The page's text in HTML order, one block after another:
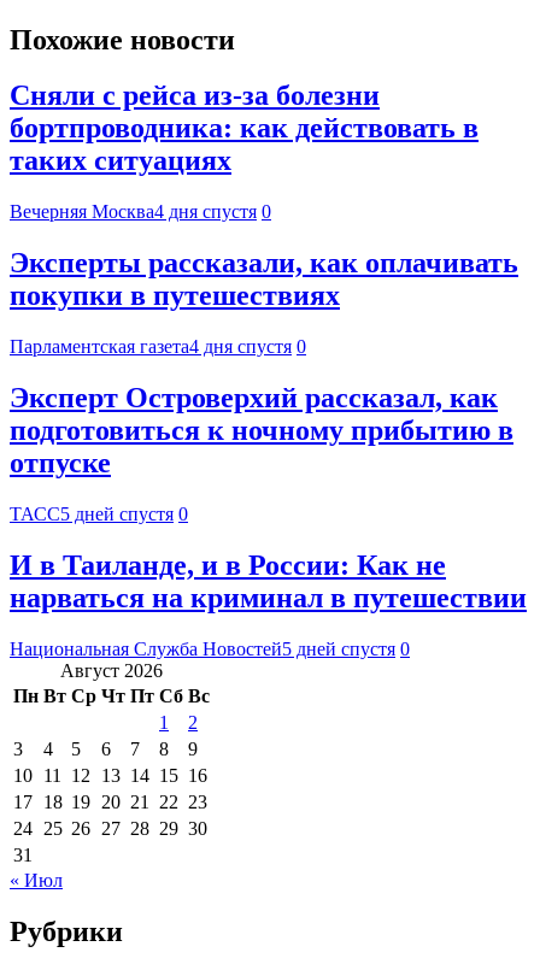
Похожие новости
Сняли с рейса из-за болезни
бортпроводника: как действовать в
таких ситуациях
Вечерняя Москва4 дня спустя 0
Эксперты рассказали, как оплачивать
покупки в путешествиях
Парламентская газета4 дня спустя 0
Эксперт Островерхий рассказал, как
подготовиться к ночному прибытию в
отпуске
ТАСС5 дней спустя 0
И в Таиланде, и в России: Как не
нарваться на криминал в путешествии
Национальная Служба Новостей5 дней спустя 0
Август 2026
Пн Вт Ср Чт Пт Сб Вс
1
2
3
4 5 6 7 8
9
10 11 12 13 14 15 16
17 18 19 20 21 22 23
24 25 26 27 28 29 30
31
« Июл
Рубрики